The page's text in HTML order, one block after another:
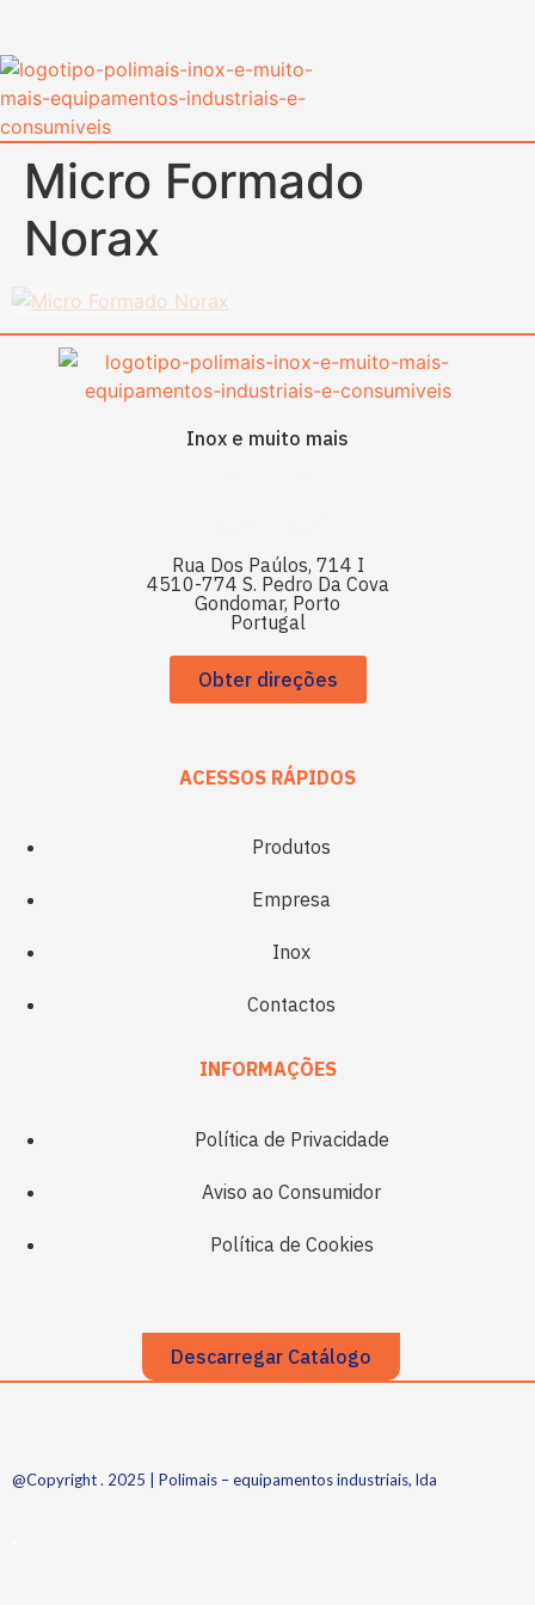
Micro Formado
Norax
Inox e muito mais
Rua Dos Paúlos, 714 I
4510-774 S. Pedro Da Cova
Gondomar, Porto
Portugal
Obter direções
ACESSOS RÁPIDOS
Produtos
Empresa
Inox
Contactos
INFORMAÇÕES
Política de Privacidade
Aviso ao Consumidor
Política de Cookies
Descarregar Catálogo
@Copyright . 2025 | Polimais – equipamentos industriais, lda